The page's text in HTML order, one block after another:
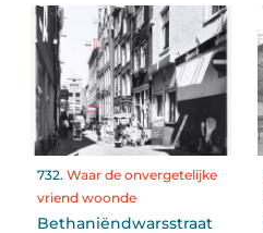
732. Waar de onvergetelijke
vriend woonde
Bethaniëndwarsstraat